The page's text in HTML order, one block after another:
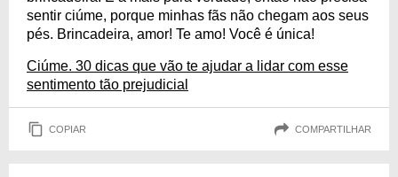
sentir ciúme, porque minhas fãs não chegam aos seus
pés. Brincadeira, amor! Te amo! Você é única!
Ciúme. 30 dicas que vão te ajudar a lidar com esse
sentimento tão prejudicial
COPIAR COMPARTILHAR